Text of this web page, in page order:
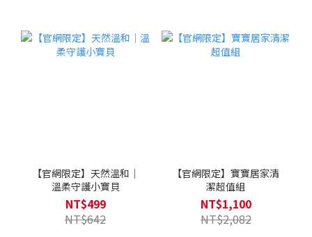
【官網限定】天然溫和｜
溫柔守護小寶貝
NT$499
NT$642
【官網限定】寶寶居家清
潔超值組
NT$1,100
NT$2,082